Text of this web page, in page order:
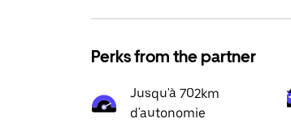
Perks from the partner
Jusqu'à 702km
d'autonomie